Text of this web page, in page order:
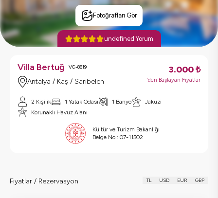
Fotoğrafları Gör
undefined Yorum
Villa Bertuğ VC-8819
Antalya / Kaş / Sarıbelen
3.000₺
'den Başlayan Fiyatlar
2 Kişilik 1 Yatak Odası 1 Banyo
Jakuzi
Korunaklı Havuz Alanı
Kültür ve Turizm Bakanlığı
Belge No : 07-11502
Fiyatlar / Rezervasyon TL USD EUR GBP